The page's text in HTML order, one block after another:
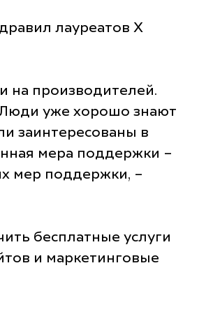
лауреатов X
на производителей.
уже хорошо знают
заинтересованы в
мера поддержки –
мер поддержки, –
бесплатные услуги
и маркетинговые